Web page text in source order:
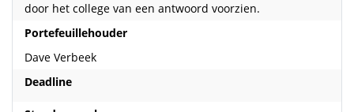
door het college van een antwoord voorzien.
Portefeuillehouder
Dave Verbeek
Deadline